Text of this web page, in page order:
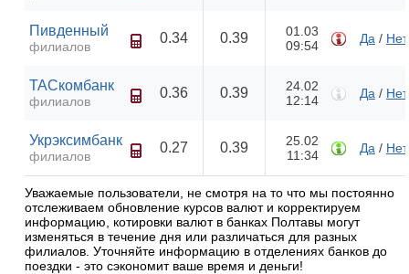
Пивденный
филиалов
0.34 0.39
01.03
09:54
Да / Нет
ТАСкомбанк
филиалов
0.36 0.39
24.02
12:14
Да / Нет
Укрэксимбанк
филиалов
0.27 0.39
25.02
11:34
Да / Нет
Уважаемые пользователи, не смотря на то что мы постоянно
отслеживаем обновление курсов валют и корректируем
информацию, котировки валют в банках Полтавы могут
изменяться в течение дня или различаться для разных
филиалов. Уточняйте информацию в отделениях банков до
поездки - это сэкономит ваше время и деньги!